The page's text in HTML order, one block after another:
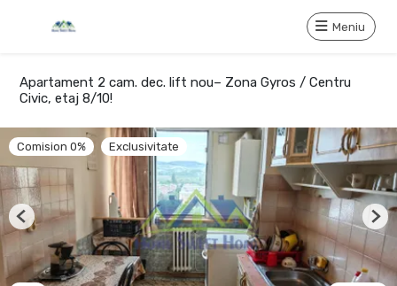
Meniu
Apartament 2 cam. dec. lift nou– Zona Gyros / Centru
Civic, etaj 8/10!
Comision 0% Exclusivitate
Previous